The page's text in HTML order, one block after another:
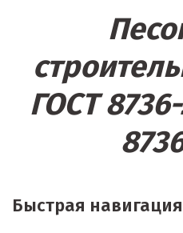
ГОСТ
Быстрая навигация